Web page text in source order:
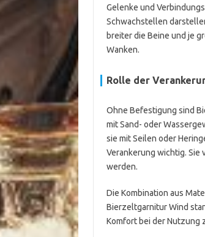
Gelenke und
Schwachstellen
breiter die Beine und je
Wanken.
Rolle der
Ohne Befestigung sind
mit Sand- oder
sie mit Seilen oder
Verankerung wichtig.
werden.
Die Kombination aus
Bierzeltgarnitur Wind
Komfort bei der Nutzung